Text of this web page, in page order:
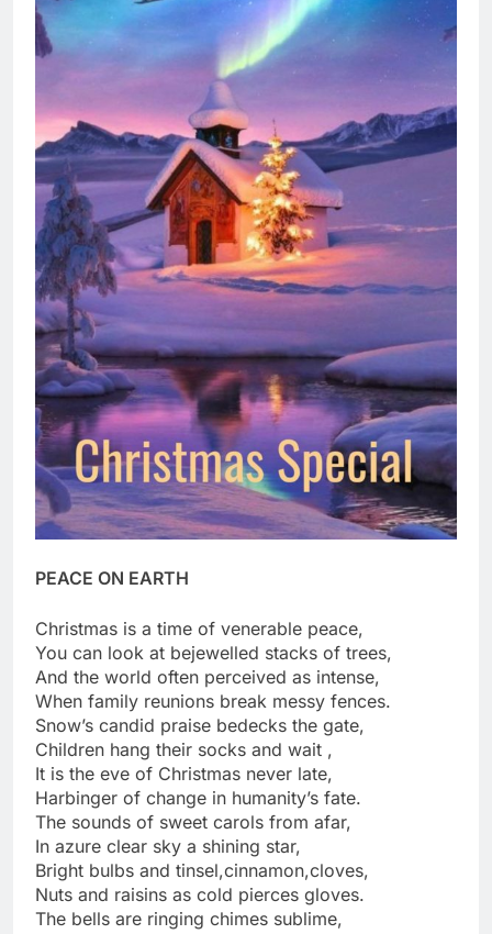
PEACE ON EARTH
Christmas is a time of venerable peace,
You can look at bejewelled stacks of trees,
And the world often perceived as intense,
When family reunions break messy fences.
Snow’s candid praise bedecks the gate,
Children hang their socks and wait ,
It is the eve of Christmas never late,
Harbinger of change in humanity’s fate.
The sounds of sweet carols from afar,
In azure clear sky a shining star,
Bright bulbs and tinsel,cinnamon,cloves,
Nuts and raisins as cold pierces gloves.
The bells are ringing chimes sublime,